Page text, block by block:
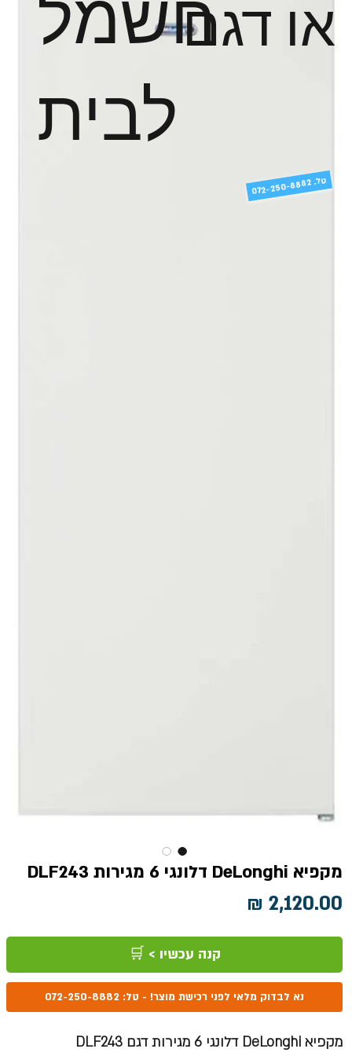
או דגם
לבית
מקפיא DeLonghi דלונגי 6 מגירות DLF243
קנה עכשיו > 🛒
נא לבדוק מלאי לפני רכישת מוצר! - טל: 072-250-8882
מקפיא DeLonghi דלונגי 6 מגירות דגם DLF243
072-250-8882 .טל